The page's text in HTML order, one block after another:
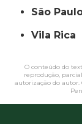
São
Vila Rica
O conteúdo do
reprodução,
autorização do autor.